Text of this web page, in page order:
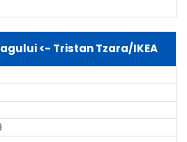
<- Tristan Tzara/IKEA